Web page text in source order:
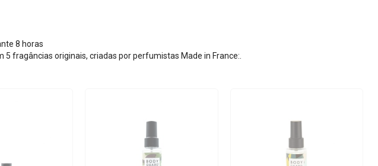
8 horas
fragâncias originais, criadas por perfumistas Made in France:.